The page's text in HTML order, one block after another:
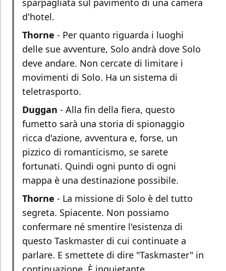
sparpagliata sul pavimento di una camera
d'hotel.
Thorne - Per quanto riguarda i luoghi
delle sue avventure, Solo andrà dove Solo
deve andare. Non cercate di limitare i
movimenti di Solo. Ha un sistema di
teletrasporto.
Duggan - Alla fin della fiera, questo
fumetto sarà una storia di spionaggio
ricca d'azione, avventura e, forse, un
pizzico di romanticismo, se sarete
fortunati. Quindi ogni punto di ogni
mappa è una destinazione possibile.
Thorne - La missione di Solo è del tutto
segreta. Spiacente. Non possiamo
confermare né smentire l'esistenza di
questo Taskmaster di cui continuate a
parlare. E smettete di dire "Taskmaster" in